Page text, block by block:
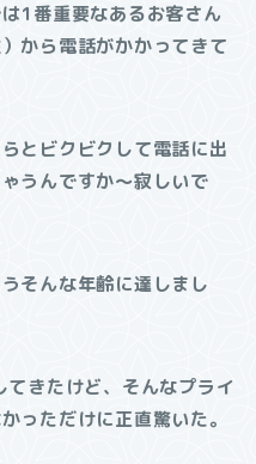
1番重要なあるお客さん
から電話がかかってきて
とビクビクして電話に出
うんですか〜寂しいで
そんな年齢に達しまし
きたけど、そんなプライ
っただけに正直驚いた。